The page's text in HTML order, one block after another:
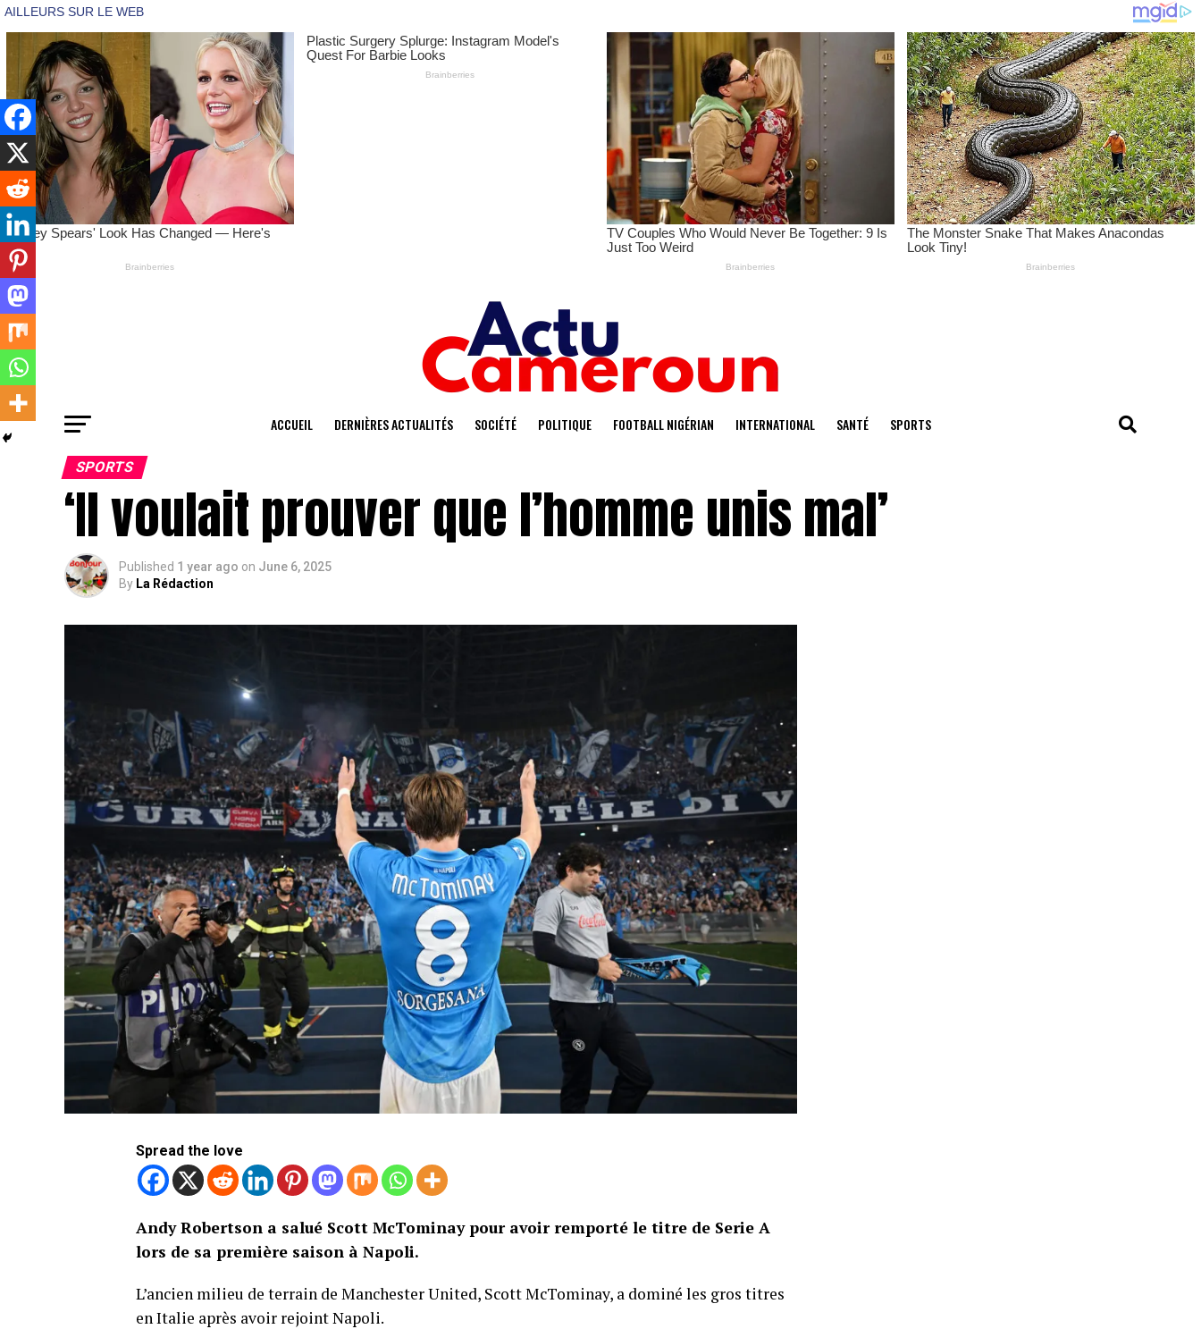
ACCUEIL DERNIÈRES ACTUALITÉS SOCIÉTÉ POLITIQUE FOOTBALL NIGÉRIAN INTERNATIONAL SANTÉ SPORTS
SPORTS
‘Il voulait prouver que l’homme unis mal’
Published 1 year ago on June 6, 2025
By La Rédaction
Spread the love
Andy Robertson a salué Scott McTominay pour avoir remporté le titre de Serie A
lors de sa première saison à Napoli.
L’ancien milieu de terrain de Manchester United, Scott McTominay, a dominé les gros titres
en Italie après avoir rejoint Napoli.